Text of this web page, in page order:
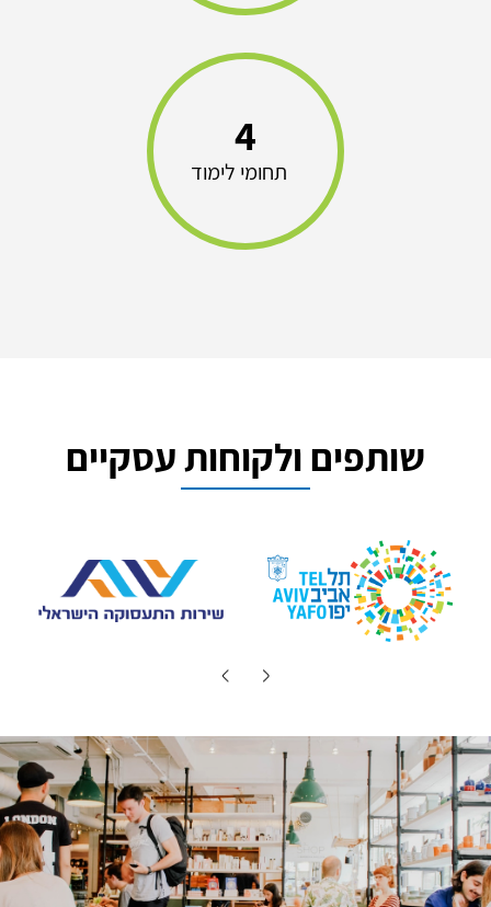
4
תחומי לימוד
שותפים ולקוחות עסקיים